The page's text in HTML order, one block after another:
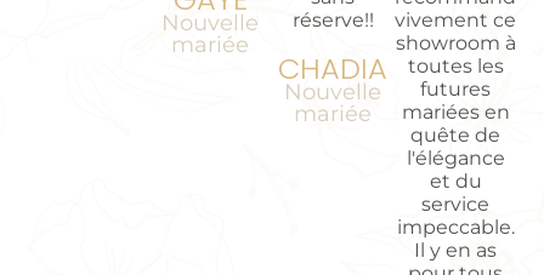
Nouvelle
mariée
réserve!!
CHADIA
Nouvelle
mariée
vivement ce
showroom à
toutes les
futures
mariées en
quête de
l'élégance
et du
service
impeccable.
Il y en as